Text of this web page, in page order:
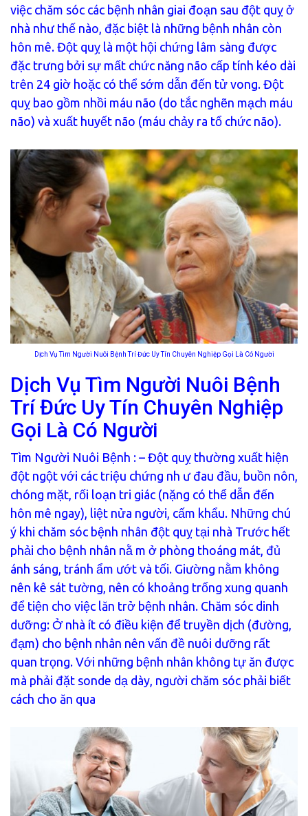
việc chăm sóc các bệnh nhân giai đoạn sau đột quỵ ở
nhà như thế nào, đặc biệt là những bệnh nhân còn
hôn mê. Đột quỵ là một hội chứng lâm sàng được
đặc trưng bởi sự mất chức năng não cấp tính kéo dài
trên 24 giờ hoặc có thể sớm dẫn đến tử vong. Đột
quỵ bao gồm nhồi máu não (do tắc nghẽn mạch máu
não) và xuất huyết não (máu chảy ra tổ chức não).
Dịch Vụ Tìm Người Nuôi Bệnh Trí Đức Uy Tín Chuyên Nghiệp Gọi Là Có Người
Dịch Vụ Tìm Người Nuôi Bệnh
Trí Đức Uy Tín Chuyên Nghiệp
Gọi Là Có Người
Tìm Người Nuôi Bệnh : – Đột quỵ thường xuất hiện
đột ngột với các triệu chứng nh ư đau đầu, buồn nôn,
chóng mặt, rối loạn tri giác (nặng có thể dẫn đến
hôn mê ngay), liệt nửa người, cấm khẩu. Những chú
ý khi chăm sóc bệnh nhân đột quỵ tại nhà Trước hết
phải cho bệnh nhân nằ m ở phòng thoáng mát, đủ
ánh sáng, tránh ẩm ướt và tối. Giường nằm không
nên kê sát tường, nên có khoảng trống xung quanh
để tiện cho việc lăn trở bệnh nhân. Chăm sóc dinh
dưỡng: Ở nhà ít có điều kiện để truyền dịch (đường,
đạm) cho bệnh nhân nên vấn đề nuôi dưỡng rất
quan trọng. Với những bệnh nhân không tự ăn được
mà phải đặt sonde dạ dày, người chăm sóc phải biết
cách cho ăn qua